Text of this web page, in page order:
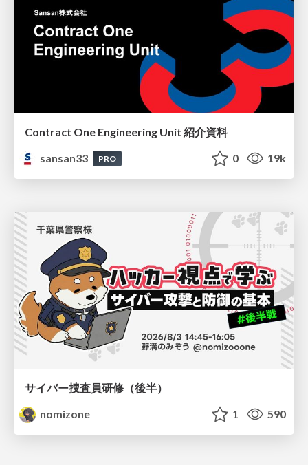
Contract One Engineering Unit 紹介資料
sansan33
PRO 0 19k
サイバー捜査員研修（後半）
nomizone
1 590